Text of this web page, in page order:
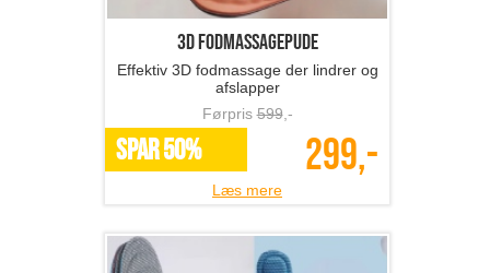
3D fodmassagepude
Effektiv 3D fodmassage der lindrer og
afslapper
Førpris599,-
SPAR 50% 299,-
Læs mere